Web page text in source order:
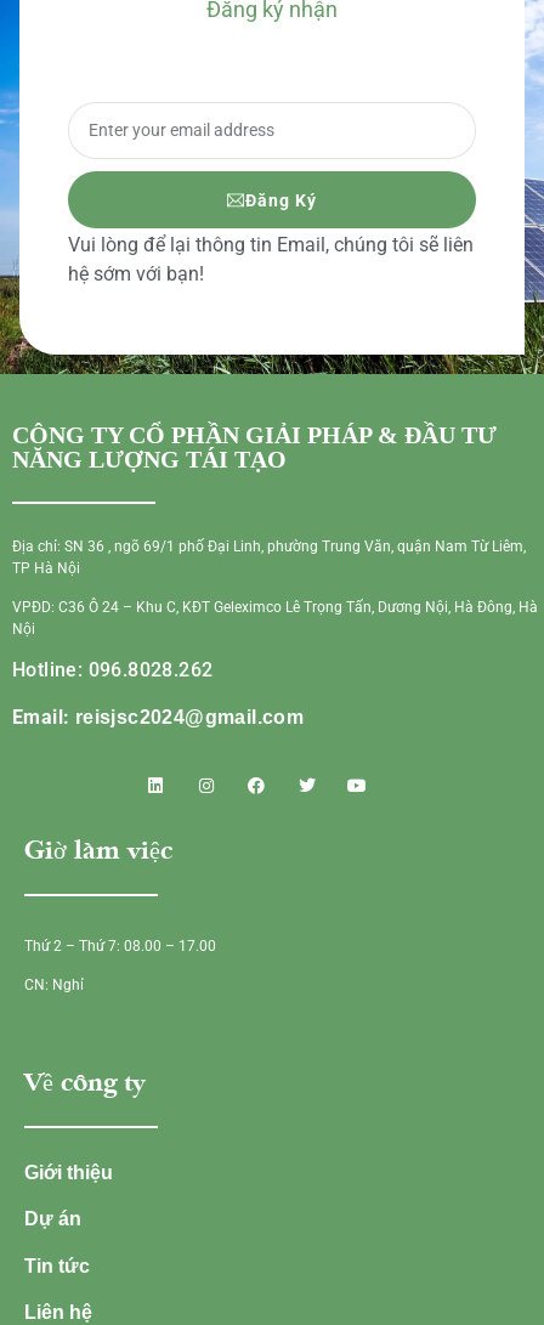
Đăng ký nhận
Đăng Ký
Vui lòng để lại thông tin Email, chúng tôi sẽ liên
hệ sớm với bạn!
CÔNG TY CỔ PHẦN GIẢI PHÁP & ĐẦU TƯ
NĂNG LƯỢNG TÁI TẠO
Địa chỉ: SN 36 , ngõ 69/1 phố Đại Linh, phường Trung Văn, quận Nam Từ Liêm,
TP Hà Nội
VPĐD: C36 Ô 24 – Khu C, KĐT Geleximco Lê Trọng Tấn, Dương Nội, Hà Đông, Hà
Nội
Hotline: 096.8028.262
Email: reisjsc2024@gmail.com
Giờ làm việc
Thứ 2 – Thứ 7: 08.00 – 17.00
CN: Nghỉ
Về công ty
Giới thiệu
Dự án
Tin tức
Liên hệ